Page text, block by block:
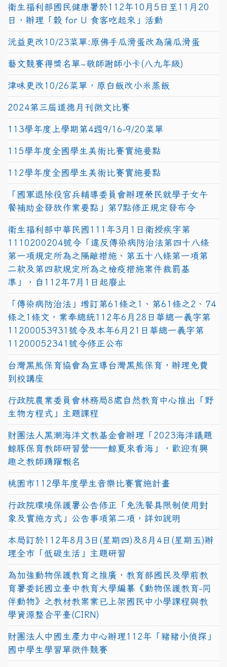
衛生福利部國民健康署於112年10月5日至11月20
日，辦理「穀 for U 食客吃起來」活動
沅益更改10/23菜單:原佛手瓜滑蛋改為蒲瓜滑蛋
藝文競賽得獎名單~敬師謝師小卡(八九年級)
津味更改10/26菜單，原白飯改小米蒸飯
2024第三屆道德月刊徵文比賽
113學年度上學期第4週9/16-9/20菜單
115學年度全國學生美術比賽實施要點
112學年度全國學生美術比賽實施要點
「國軍退除役官兵輔導委員會辦理榮民就學子女午
餐補助金發放作業要點」第7點修正規定發布令
衛生福利部中華民國111年3月1日衛授疾字第
1110200204號令「違反傳染病防治法第四十八條
第一項規定所為之隔離措施、第五十八條第一項第
二款及第四款規定所為之檢疫措施案件裁罰基
準」，自112年7月1日起廢止
「傳染病防治法」增訂第61條之1、第61條之2、74
條之1條文，業奉總統112年6月28日華總一義字第
11200053931號令及本年6月21日華總一義字第
11200052341號令修正公布
台灣黑熊保育協會為宣導台灣黑熊保育，辦理免費
到校講座
行政院農業委員會林務局8處自然教育中心推出「野
生物方程式」主題課程
財團法人黑潮海洋文教基金會辦理「2023海洋議題
鯨豚保育教師研習營──鯨夏來看海」，歡迎有興
趣之教師踴躍報名
桃園市112學年度學生音樂比賽實施計畫
行政院環境保護署公告修正「免洗餐具限制使用對
象及實施方式」公告事項第二項，詳如說明
本局訂於112年8月3日(星期四)及8月4日(星期五)辦
理全市「低碳生活」主題研習
為加強動物保護教育之推廣，教育部國民及學前教
育署委託國立臺中教育大學編纂《動物保護教育-同
伴動物》之教材教案業已上架國民中小學課程與教
學資源整合平臺(CIRN)
財團法人中國生產力中心辦理112年「豬豬小偵探」
國中學生學習單徵件競賽